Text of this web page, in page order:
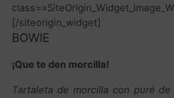
[/siteorigin_widget]
BOWIE
¡Que te den morcilla!
Tartaleta de morcilla con puré